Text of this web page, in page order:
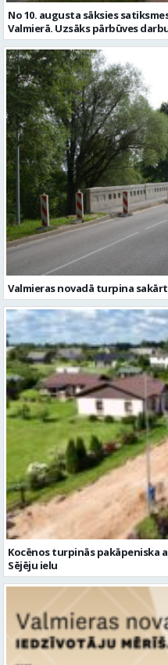
No 10. augusta sāksies
Valmierā. Uzsāks pārbūves
Valmieras novadā turpina
Kocēnos turpinās pakāpeniska
Sējēju ielu